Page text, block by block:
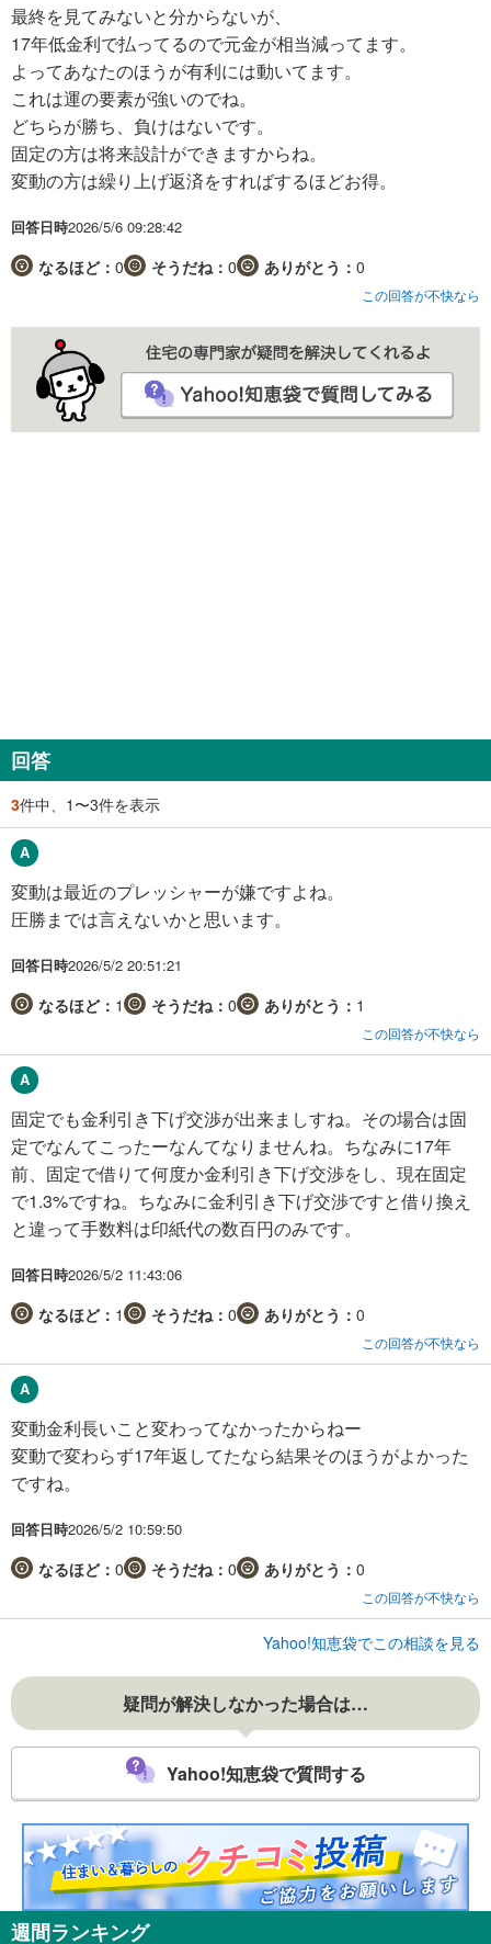
最終を見てみないと分からないが、
17年低金利で払ってるので元金が相当減ってます。
よってあなたのほうが有利には動いてます。
これは運の要素が強いのでね。
どちらが勝ち、負けはないです。
固定の方は将来設計ができますからね。
変動の方は繰り上げ返済をすればするほどお得。
回答日時2026/5/6 09:28:42
なるほど： 0 そうだね： 0 ありがとう： 0
この回答が不快なら
回答
3件中、1〜3件を表示
変動は最近のプレッシャーが嫌ですよね。
圧勝までは言えないかと思います。
回答日時2026/5/2 20:51:21
なるほど： 1 そうだね： 0 ありがとう： 1
この回答が不快なら
固定でも金利引き下げ交渉が出来ましすね。その場合は固
定でなんてこったーなんてなりませんね。ちなみに17年
前、固定で借りて何度か金利引き下げ交渉をし、現在固定
で1.3%ですね。ちなみに金利引き下げ交渉ですと借り換え
と違って手数料は印紙代の数百円のみです。
回答日時2026/5/2 11:43:06
なるほど： 1 そうだね： 0 ありがとう： 0
この回答が不快なら
変動金利長いこと変わってなかったからねー
変動で変わらず17年返してたなら結果そのほうがよかった
ですね。
回答日時2026/5/2 10:59:50
なるほど： 0 そうだね： 0 ありがとう： 0
この回答が不快なら
Yahoo!知恵袋でこの相談を見る
疑問が解決しなかった場合は…
Yahoo!知恵袋で質問する
週間ランキング